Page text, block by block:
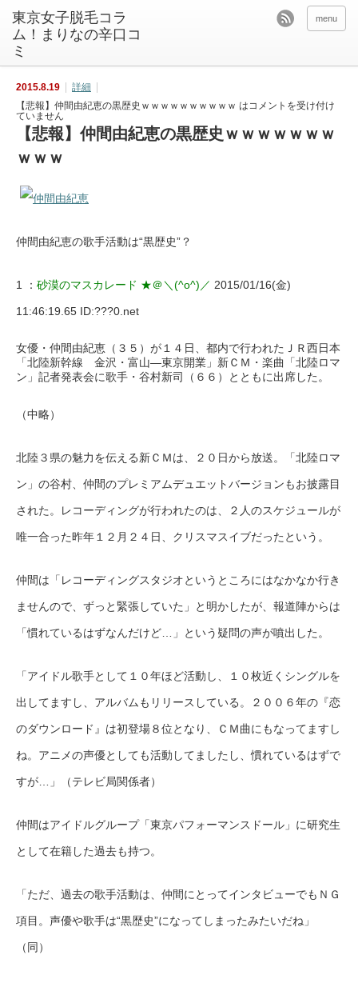
東京女子脱毛コラ
ム！まりなの辛口コ
ミ
menu
2015.8.19
詳細
【悲報】仲間由紀恵の黒歴史ｗｗｗｗｗｗｗｗｗｗ はコメントを受け付け
ていません
【悲報】仲間由紀恵の黒歴史ｗｗｗｗｗｗｗ
ｗｗｗ
仲間由紀恵の歌手活動は“黒歴史”？
1 ： 砂漠のマスカレード ★＠＼(^o^)／ 2015/01/16(金)
11:46:19.65 ID:???0.net
女優・仲間由紀恵（３５）が１４日、都内で行われたＪＲ西日本
「北陸新幹線 金沢・富山―東京開業」新ＣＭ・楽曲「北陸ロマ
ン」記者発表会に歌手・谷村新司（６６）とともに出席した。
（中略）
北陸３県の魅力を伝える新ＣＭは、２０日から放送。「北陸ロマ
ン」の谷村、仲間のプレミアムデュエットバージョンもお披露目
された。レコーディングが行われたのは、２人のスケジュールが
唯一合った昨年１２月２４日、クリスマスイブだったという。
仲間は「レコーディングスタジオというところにはなかなか行き
ませんので、ずっと緊張していた」と明かしたが、報道陣からは
「慣れているはずなんだけど…」という疑問の声が噴出した。
「アイドル歌手として１０年ほど活動し、１０枚近くシングルを
出してますし、アルバムもリリースしている。２００６年の『恋
のダウンロード』は初登場８位となり、ＣＭ曲にもなってますし
ね。アニメの声優としても活動してましたし、慣れているはずで
すが…」（テレビ局関係者）
仲間はアイドルグループ「東京パフォーマンスドール」に研究生
として在籍した過去も持つ。
「ただ、過去の歌手活動は、仲間にとってインタビューでもＮＧ
項目。声優や歌手は“黒歴史”になってしまったみたいだね」
（同）